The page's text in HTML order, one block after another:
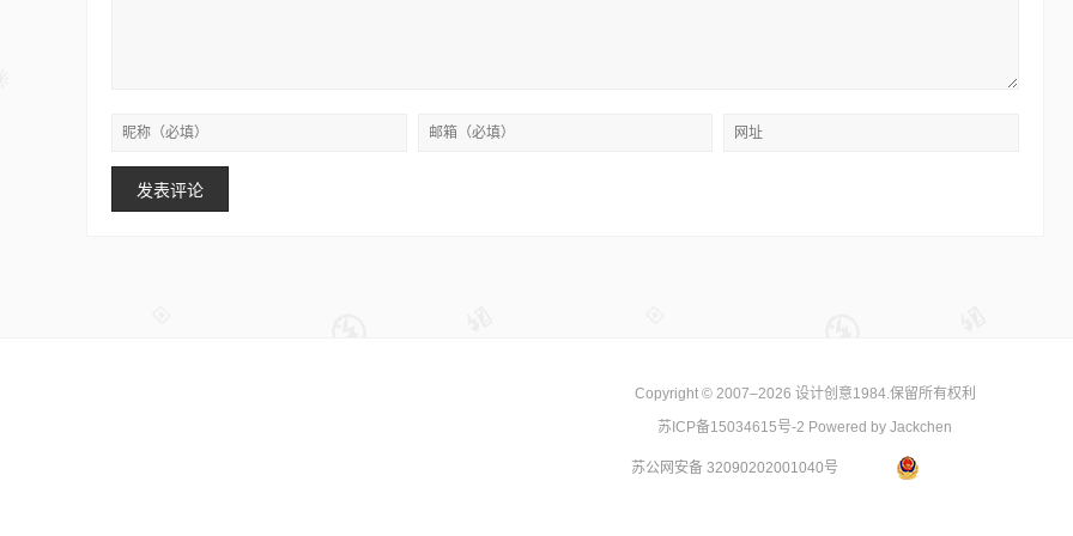
Copyright © 2007–2026 设计创意1984.保留所有权利
苏ICP备15034615号-2 Powered by Jackchen
苏公网安备 32090202001040号